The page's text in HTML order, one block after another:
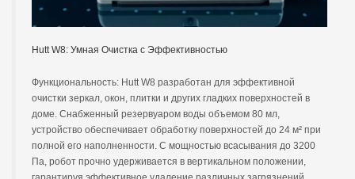
Hutt W8: Умная Очистка с Эффективностью
Функциональность: Hutt W8 разработан для эффективной
очистки зеркал, окон, плитки и других гладких поверхностей в
доме. Снабженный резервуаром воды объемом 80 мл,
устройство обеспечивает обработку поверхностей до 24 м² при
полной его наполненности. С мощностью всасывания до 3200
Па, робот прочно удерживается в вертикальном положении,